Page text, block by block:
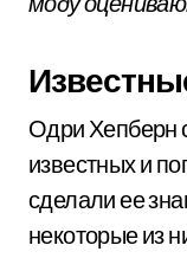
Одри Хепберн
известных и
сделали ее
некоторые из